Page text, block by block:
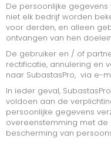
De persoonlijke
niet elk bedrijf worden
voor derden, en alleen
ontvangen van hen
De gebruiker en / of
rectificatie, annulering en
naar SubastasPro, via e-
In ieder geval,
voldoen aan de
persoonlijke gegevens
overeenstemming met de
bescherming van